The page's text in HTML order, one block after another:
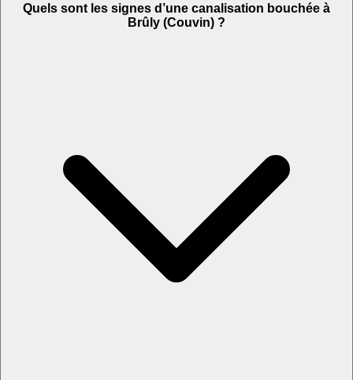
Quels sont les signes d’une canalisation bouchée à
Brûly (Couvin) ?